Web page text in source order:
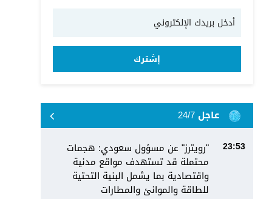
إشترك
عاجل 24/7
23:53
"رويترز" عن مسؤول سعودي: هجمات
محتملة قد تستهدف مواقع مدنية
واقتصادية بما يشمل البنية التحتية
للطاقة والموانئ والمطارات